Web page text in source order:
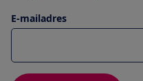
E-mailadres